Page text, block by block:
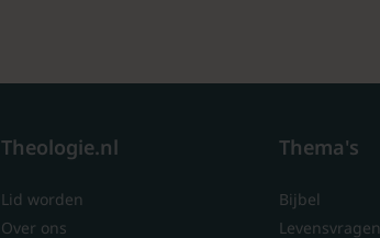
Theologie.nl
Lid worden
Over ons
Thema's
Bijbel
Levensvragen